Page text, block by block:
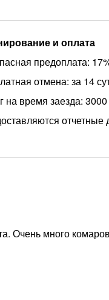
и оплата
предоплата:
отмена: за 14
на время заезда:
отчетные
Очень много